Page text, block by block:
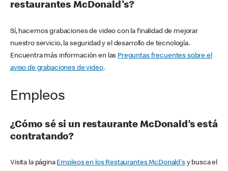
restaurantes McDonald's?
Sí, hacemos grabaciones de video con la finalidad de mejorar
nuestro servicio, la seguridad y el desarrollo de tecnología.
Encuentra más información en las Preguntas frecuentes sobre el
aviso de grabaciones de video.
Empleos
¿Cómo sé si un restaurante McDonald’s está
contratando?
Visita la página Empleos en los Restaurantes McDonald'sy busca el